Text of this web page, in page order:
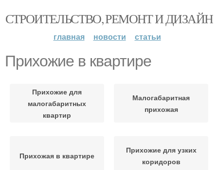
СТРОИТЕЛЬСТВО, РЕМОНТ И ДИЗАЙН
главная новости статьи
Прихожие в квартире
Прихожие для
малогабаритных
квартир
Малогабаритная
прихожая
Прихожая в квартире
Прихожие для узких
коридоров